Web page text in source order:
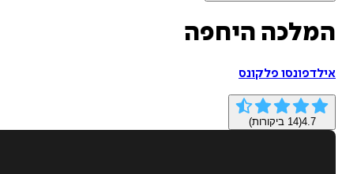
המלכה היחפה
אילדפונסו פלקונס
4.7
(
14 ביקורות)